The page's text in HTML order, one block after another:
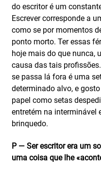
do escritor é um
Escrever corresponde a
como se por momentos
ponto morto. Ter essas
hoje mais do que nunca,
causa das tais
se passa lá fora é uma
determinado alvo, e
papel como setas
entretém na interminável
brinquedo.
P — Ser escritor era um
uma coisa que lhe